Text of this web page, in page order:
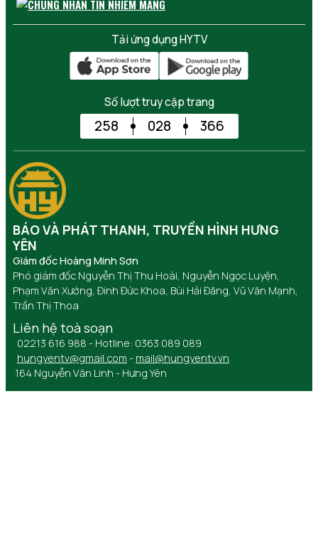
Tải ứng dụng HYTV
Số lượt truy cập trang
258 028 366
BÁO VÀ PHÁT THANH, TRUYỀN HÌNH HƯNG
YÊN
Giám đốc Hoàng Minh Sơn
Phó giám đốc Nguyễn Thị Thu Hoài, Nguyễn Ngọc Luyện,
Phạm Văn Xướng, Đinh Đức Khoa, Bùi Hải Đăng, Vũ Văn Mạnh,
Trần Thị Thoa
Liên hệ toà soạn
02213 616 988 - Hotline: 0363 089 089
hungyentv@gmail.com - mail@hungyentv.vn
164 Nguyễn Văn Linh - Hưng Yên